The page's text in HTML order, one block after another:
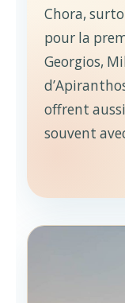
Chora,
pour la
Georgios,
offrent
souvent